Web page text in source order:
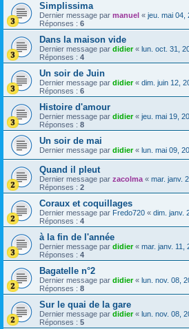
Simplissima
Dernier message par manuel « jeu. mai 04,
Réponses : 6
Dans la maison vide
Dernier message par didier« lun. oct. 31,
Réponses : 4
Un soir de Juin
Dernier message par didier« dim. juin 12,
Réponses : 6
Histoire d'amour
Dernier message par didier« jeu. mai 19,
Réponses : 8
Un soir de mai
Dernier message par didier« lun. mai 09,
Quand il pleut
Dernier message par zacolma « mar. janv.
Réponses : 2
Coraux et coquillages
Dernier message par Fredo720 « dim. janv.
Réponses : 4
à la fin de l'année
Dernier message par didier« mar. janv. 11,
Réponses : 4
Bagatelle n°2
Dernier message par didier« lun. nov. 08,
Réponses : 8
Sur le quai de la gare
Dernier message par didier« lun. nov. 08,
Réponses : 5